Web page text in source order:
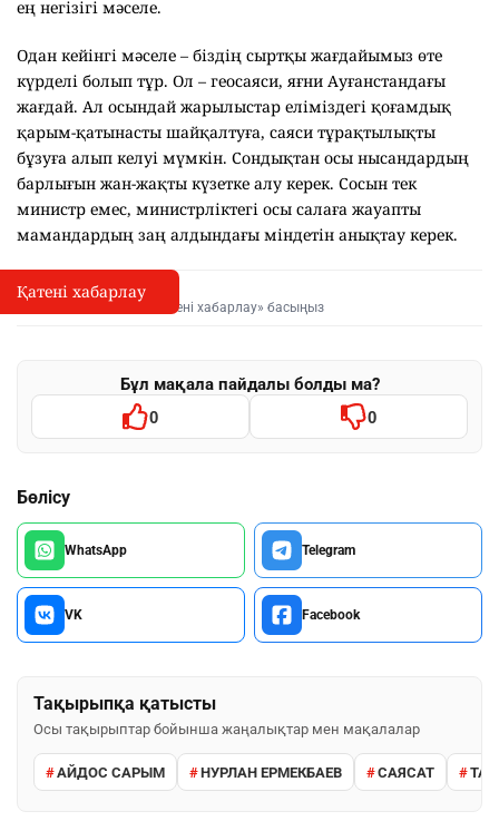
ең негізігі мәселе.
Одан кейінгі мәселе – біздің сыртқы жағдайымыз өте
күрделі болып тұр. Ол – геосаяси, яғни Ауғанстандағы
жағдай. Ал осындай жарылыстар еліміздегі қоғамдық
қарым-қатынасты шайқалтуға, саяси тұрақтылықты
бұзуға алып келуі мүмкін. Сондықтан осы нысандардың
барлығын жан-жақты күзетке алу керек. Сосын тек
министр емес, министрліктегі осы салаға жауапты
мамандардың заң алдындағы міндетін анықтау керек.
I
Қате туралы хабарлау
Мәтінді белгілеп, «Қатені хабарлау» басыңыз
Бұл мақала пайдалы болды ма?
0 0
Бөлісу
WhatsApp Telegram
VK Facebook
Тақырыпқа қатысты
Осы тақырыптар бойынша жаңалықтар мен мақалалар
АЙДОС САРЫМ НУРЛАН ЕРМЕКБАЕВ САЯСАТ
Қатені хабарлау